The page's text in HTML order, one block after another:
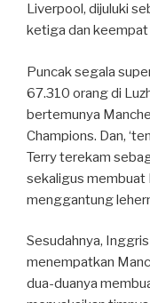
Liverpool, dijuluki
ketiga dan keempat
Puncak segala
67.310 orang di
bertemunya
Champions. Dan,
Terry terekam
sekaligus membuat
menggantung
Sesudahnya,
menempatkan
dua-duanya